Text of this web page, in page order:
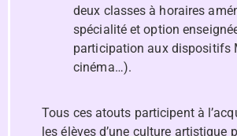
deux classes à horaires
spécialité et option
participation aux dispositifs
cinéma…).
Tous ces atouts participent à
les élèves d’une culture artistique